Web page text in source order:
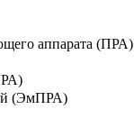
аппарата (ПРА)
(ЭмПРА)